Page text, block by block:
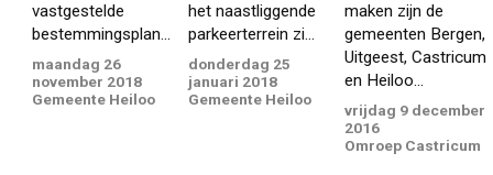
vastgestelde
bestemmingsplan...
maandag 26
november 2018
Gemeente Heiloo
het naastliggende
parkeerterrein zi...
donderdag 25
januari 2018
Gemeente Heiloo
maken zijn de
gemeenten Bergen,
Uitgeest, Castricum
en Heiloo...
vrijdag 9 december
2016
Omroep Castricum